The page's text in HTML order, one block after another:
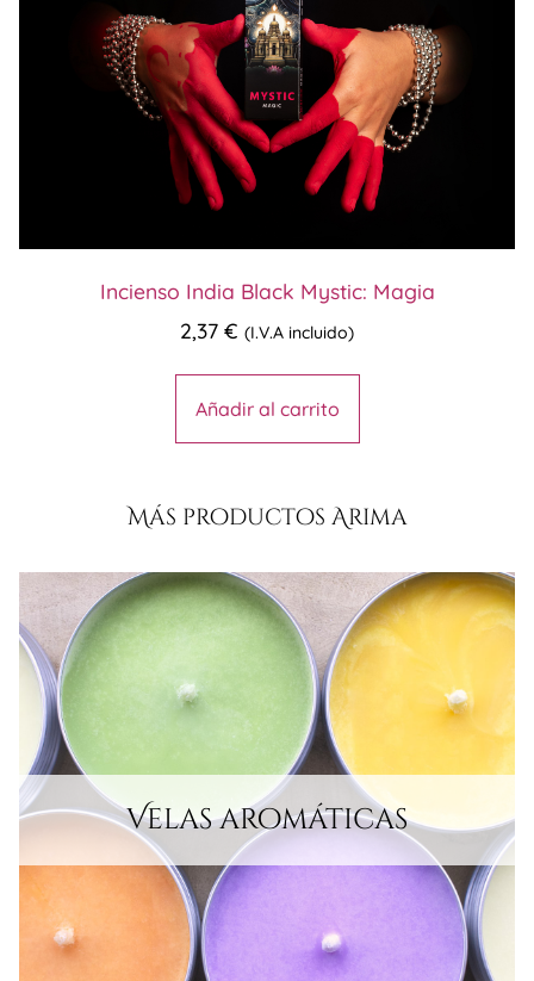
Incienso India Black Mystic: Magia
2,37 € (I.V.A incluido)
Añadir al carrito
Más productos Arima
Velas aromáticas